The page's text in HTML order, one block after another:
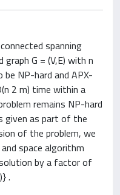
spanning
G = (V,E) with n
NP-hard and APX-
2 m) time within a
remains NP-hard
given as part of the
of the problem, we
space algorithm
by a factor of
.